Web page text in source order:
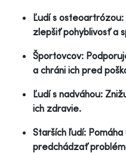
Ľudí s
zlepšiť pohyblivosť a
Športovcov:
a chráni ich pred
Ľudí s nadváhou:
ich zdravie.
Starších ľudí:
predchádzať